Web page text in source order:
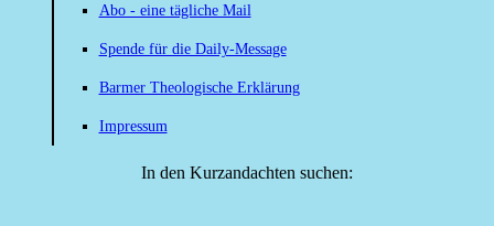
Abo - eine tägliche Mail
Spende für die Daily-Message
Barmer Theologische Erklärung
Impressum
In den Kurzandachten suchen: